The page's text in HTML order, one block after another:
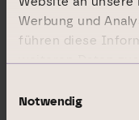
Werbung und
führen diese
weiteren Daten
Nutzung der
Notwendig
die
Europa vertreten.
Pressekontakt: